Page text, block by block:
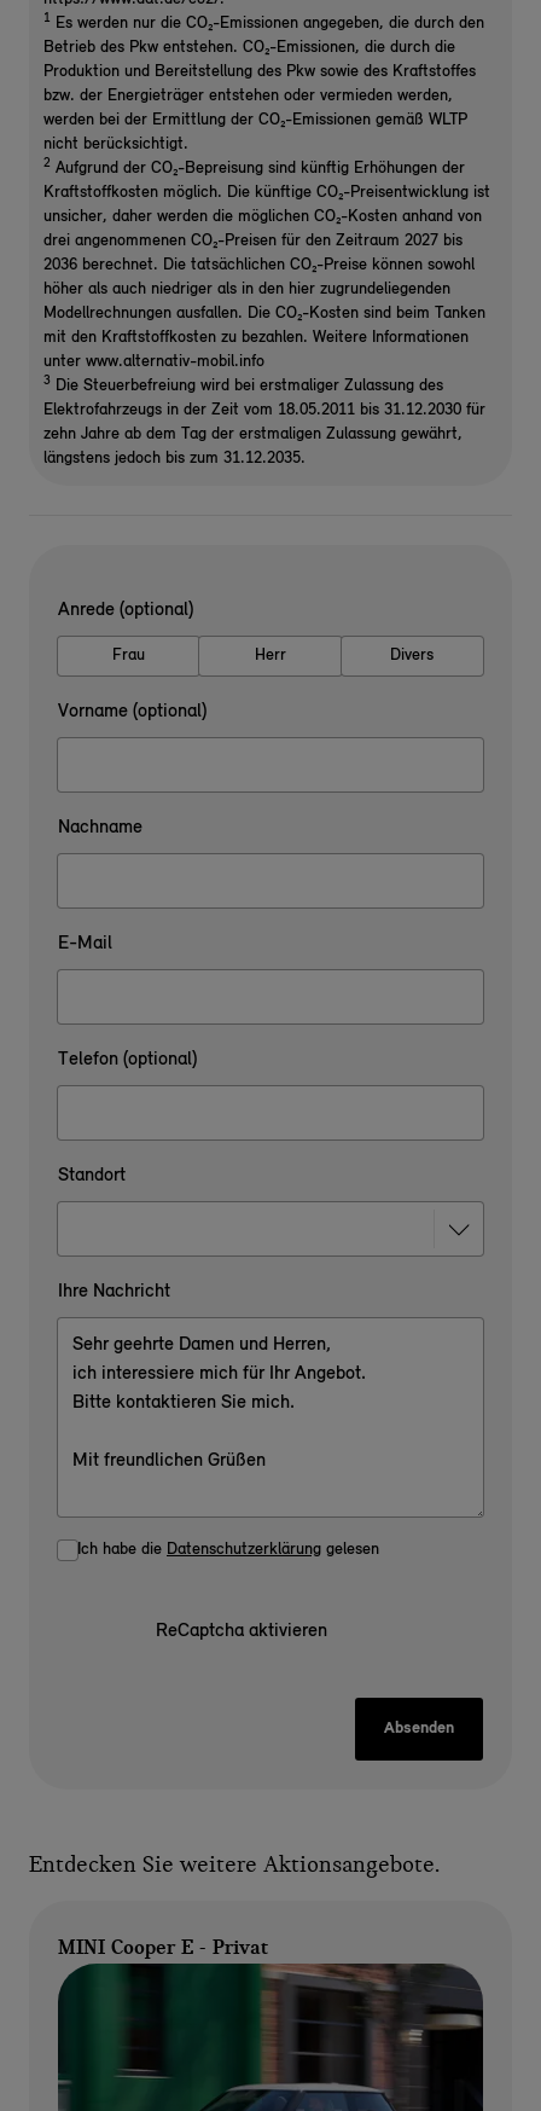
1 Es werden nur die CO₂-Emissionen angegeben, die durch den
Betrieb des Pkw entstehen. CO₂-Emissionen, die durch die
Produktion und Bereitstellung des Pkw sowie des Kraftstoffes
bzw. der Energieträger entstehen oder vermieden werden,
werden bei der Ermittlung der CO₂-Emissionen gemäß WLTP
nicht berücksichtigt.
2 Aufgrund der CO₂-Bepreisung sind künftig Erhöhungen der
Kraftstoffkosten möglich. Die künftige CO₂-Preisentwicklung ist
unsicher, daher werden die möglichen CO₂-Kosten anhand von
drei angenommenen CO₂-Preisen für den Zeitraum 2027 bis
2036 berechnet. Die tatsächlichen CO₂-Preise können sowohl
höher als auch niedriger als in den hier zugrundeliegenden
Modellrechnungen ausfallen. Die CO₂-Kosten sind beim Tanken
mit den Kraftstoffkosten zu bezahlen. Weitere Informationen
unter www.alternativ-mobil.info
3 Die Steuerbefreiung wird bei erstmaliger Zulassung des
Elektrofahrzeugs in der Zeit vom 18.05.2011 bis 31.12.2030 für
zehn Jahre ab dem Tag der erstmaligen Zulassung gewährt,
längstens jedoch bis zum 31.12.2035.
Anrede (optional)
Frau Herr Divers
Vorname (optional)
Nachname
E-Mail
Telefon (optional)
Standort
Ihre Nachricht
Ich habe die Datenschutzerklärung gelesen
ReCaptcha aktivieren
Absenden
Entdecken Sie weitere Aktionsangebote.
MINI Cooper E - Privat